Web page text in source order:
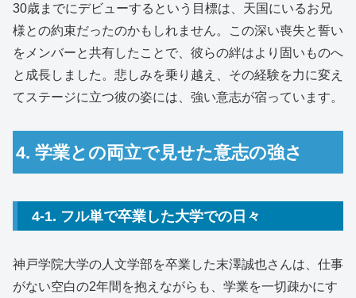
30歳までにデビューするという目標は、天国にいるお兄
様との約束だったのかもしれません。この深い喪失と誓い
をメンバーと共有したことで、彼らの絆はより固いものへ
と成長しました。悲しみを乗り越え、その経験を力に変え
てステージに立つ彼の姿には、強い意志が宿っています。
4. 学業との両立で見せた意志の強さ
4-1. フル単で卒業した大学での日々
神戸学院大学の人文学部を卒業した末澤誠也さんは、仕事
がない空白の2年間を抱えながらも、学業を一切疎かにす